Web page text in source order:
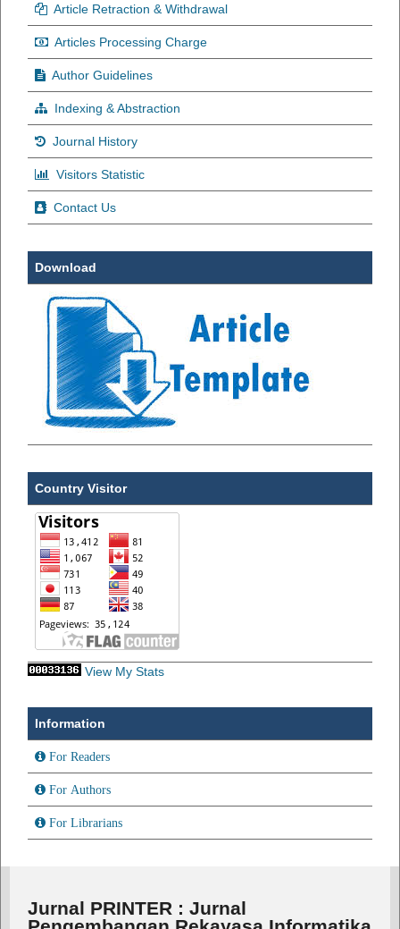
Article Retraction & Withdrawal
Articles Processing Charge
Author Guidelines
Indexing & Abstraction
Journal History
Visitors Statistic
Contact Us
Download
Country Visitor
View My Stats
Information
For Readers
For Authors
For Librarians
Jurnal PRINTER : Jurnal